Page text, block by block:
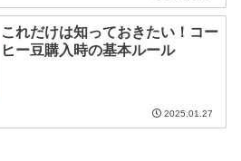
これだけは知っておきたい！コー
ヒー豆購入時の基本ルール
2025.01.27